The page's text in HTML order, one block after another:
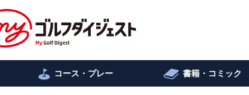
コース・プレー 書籍・コミック